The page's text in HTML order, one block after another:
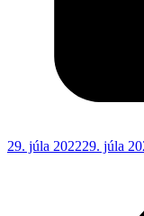
29. júla 202229. júla